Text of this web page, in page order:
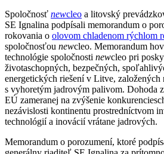
Spoločnosť newcleo a litovský
SE Ignalina podpísali memorandum o
rokovania o olovom chladenom rýchlom
spoločnosťou newcleo. Memorandum
technológie spoločnosti newcleo pri
životaschopných, bezpečných,
energetických riešení v Litve, založených
s vyhoretým jadrovým palivom. Dohoda
EÚ zameranej na zvýšenie
nezávislosti kontinentu prostredníctvom
technológií a inovácií vrátane jadrových.
Memorandum o porozumení, ktoré